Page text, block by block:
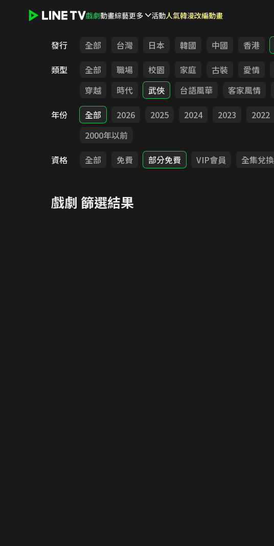
戲劇動畫綜藝更多 活動人氣韓漫改編動畫
發行 全部 台灣 日本 韓國 中國 香港
類型
全部 職場 校園 家庭 古裝 愛情
穿越
時代 武俠 台語風華 客家風情
年份
全部 2026 2025 2024 2023 2022
2000年以前
資格
全部 免費 部分免費 VIP會員 全集兌換
戲劇 篩選結果